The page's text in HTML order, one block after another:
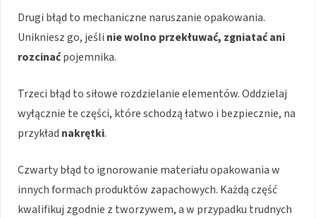
Drugi błąd to mechaniczne naruszanie opakowania.
Unikniesz go, jeśli nie wolno przekłuwać, zgniatać ani
rozcinaćpojemnika.
Trzeci błąd to siłowe rozdzielanie elementów. Oddzielaj
wyłącznie te części, które schodzą łatwo i bezpiecznie, na
przykład nakrętki.
Czwarty błąd to ignorowanie materiału opakowania w
innych formach produktów zapachowych. Każdą część
kwalifikuj zgodnie z tworzywem, a w przypadku trudnych